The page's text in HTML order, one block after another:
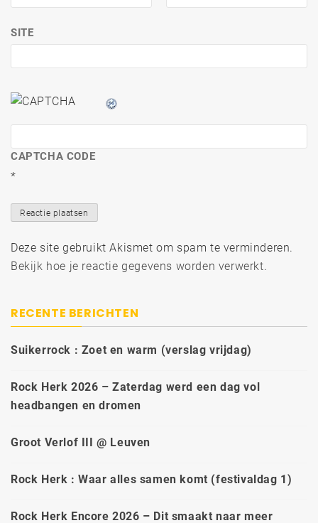
SITE
CAPTCHA CODE
*
Deze site gebruikt Akismet om spam te verminderen.
Bekijk hoe je reactie gegevens worden verwerkt.
RECENTE BERICHTEN
Suikerrock : Zoet en warm (verslag vrijdag)
Rock Herk 2026 – Zaterdag werd een dag vol
headbangen en dromen
Groot Verlof III @ Leuven
Rock Herk : Waar alles samen komt (festivaldag 1)
Rock Herk Encore 2026 – Dit smaakt naar meer